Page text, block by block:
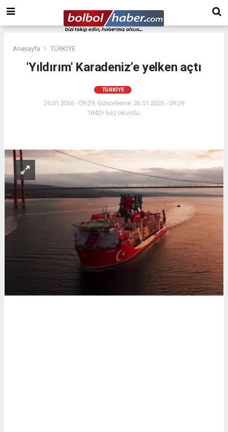
Anasayfa TÜRKİYE
'Yıldırım' Karadeniz’e yelken açtı
TÜRKİYE
26.01.2026 - 09:29, Güncelleme: 26.01.2026 - 09:29
1842+ kez okundu.